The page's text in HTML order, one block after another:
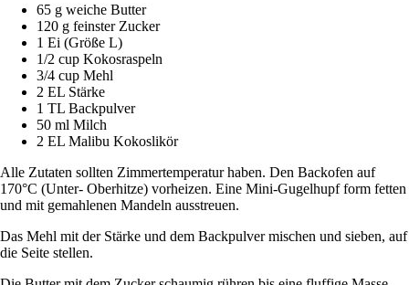
65 g weiche Butter
120 g feinster Zucker
1 Ei (Größe L)
1/2 cup Kokosraspeln
3/4 cup Mehl
2 EL Stärke
1 TL Backpulver
50 ml Milch
2 EL Malibu Kokoslikör
Alle Zutaten sollten Zimmertemperatur haben. Den Backofen auf
170°C (Unter- Oberhitze) vorheizen. Eine Mini-Gugelhupf form fetten
und mit gemahlenen Mandeln ausstreuen.
Das Mehl mit der Stärke und dem Backpulver mischen und sieben, auf
die Seite stellen.